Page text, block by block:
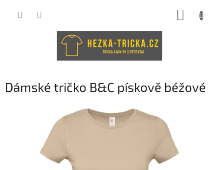
Dámské tričko B&C pískově béžové